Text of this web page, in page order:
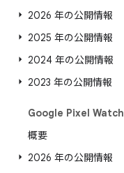
2026 年の公開情報
2025 年の公開情報
2024 年の公開情報
2023 年の公開情報
Google Pixel Watch
概要
2026 年の公開情報